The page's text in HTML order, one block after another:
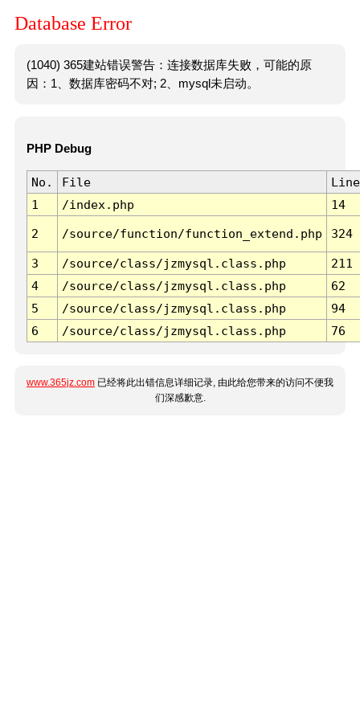
Database Error
(1040) 365建站错误警告：连接数据库失败，可能的原
因：1、数据库密码不对; 2、mysql未启动。
PHP Debug
No. File
Line
1
/index.php 14
2 /source/function/function_extend.php 324
3 /source/class/jzmysql.class.php
211
4
/source/class/jzmysql.class.php
62
5
/source/class/jzmysql.class.php
94
6
/source/class/jzmysql.class.php 76
www.365jz.com 已经将此出错信息详细记录, 由此给您带来的访问不便我
们深感歉意.